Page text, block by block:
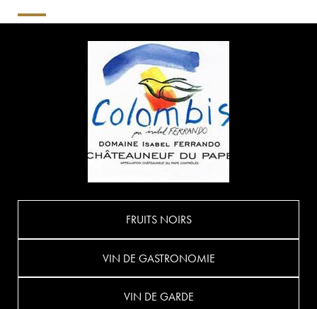
FRUITS NOIRS
VIN DE GASTRONOMIE
VIN DE GARDE